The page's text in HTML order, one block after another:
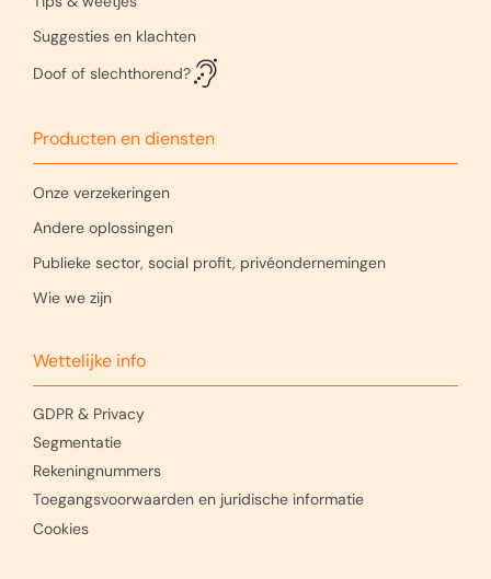
Suggesties en klachten
Doof of slechthorend?
Producten en diensten
Onze verzekeringen
Andere oplossingen
Publieke sector, social profit, privéondernemingen
Wie we zijn
Wettelijke info
GDPR & Privacy
Segmentatie
Rekeningnummers
Toegangsvoorwaarden en juridische informatie
Cookies